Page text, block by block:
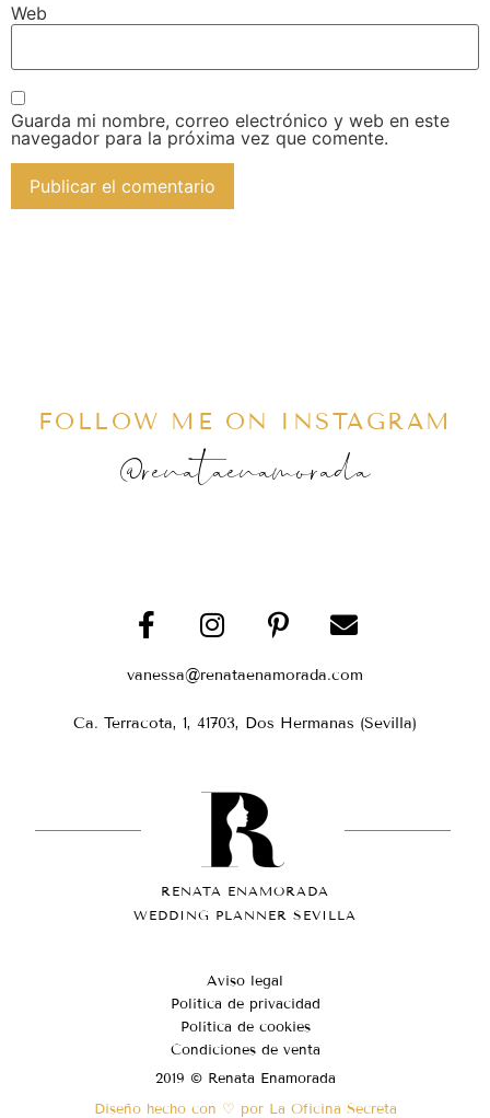
Web
Guarda mi nombre, correo electrónico y web en este
navegador para la próxima vez que comente.
FOLLOW ME ON INSTAGRAM
@renataenamorada
vanessa@renataenamorada.com
Ca. Terracota, 1, 41703, Dos Hermanas (Sevilla)
RENATA ENAMORADA
WEDDING PLANNER SEVILLA
Aviso legal
Política de privacidad
Política de cookies
Condiciones de venta
2019 © Renata Enamorada
Diseño hecho con ♡ por La Oficina Secreta